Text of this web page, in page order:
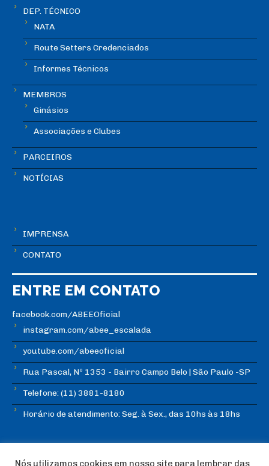
DEP. TÉCNICO
NATA
Route Setters Credenciados
Informes Técnicos
MEMBROS
Ginásios
Associações e Clubes
PARCEIROS
NOTÍCIAS
IMPRENSA
CONTATO
ENTRE EM CONTATO
facebook.com/ABEEOficial
instagram.com/abee_escalada
youtube.com/abeeoficial
Rua Pascal, Nº 1353 - Bairro Campo Belo | São Paulo -SP
Telefone: (11) 3881-8180
Horário de atendimento: Seg. à Sex., das 10hs às 18hs
Nós utilizamos cookies em nosso site para lembrar das